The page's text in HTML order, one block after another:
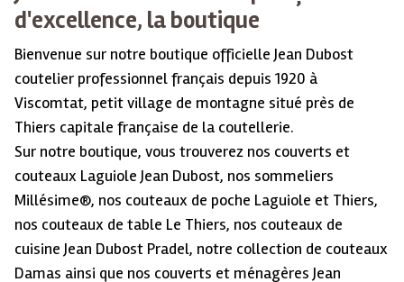
d'excellence, la boutique
Bienvenue sur notre boutique officielle Jean Dubost
coutelier professionnel français depuis 1920 à
Viscomtat, petit village de montagne situé près de
Thiers capitale française de la coutellerie.
Sur notre boutique, vous trouverez nos couverts et
couteaux Laguiole Jean Dubost, nos sommeliers
Millésime®, nos couteaux de poche Laguiole et Thiers,
nos couteaux de table Le Thiers, nos couteaux de
cuisine Jean Dubost Pradel, notre collection de couteaux
Damas ainsi que nos couverts et ménagères Jean